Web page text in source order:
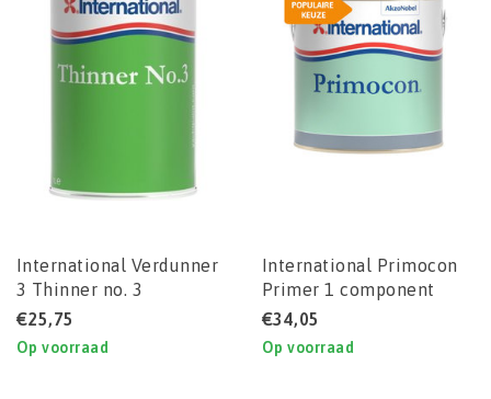
International Verdunner
3 Thinner no. 3
€25,75
Op voorraad
International Primocon
Primer 1 component
primer
€34,05
Op voorraad